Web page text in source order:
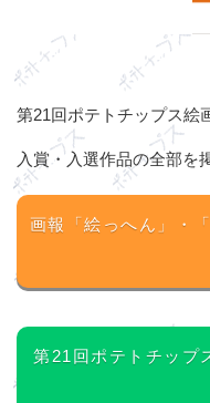
第21回ポテトチップス絵
入賞・入選作品の全部を
画報「絵っへん」・
第21回ポテトチップ